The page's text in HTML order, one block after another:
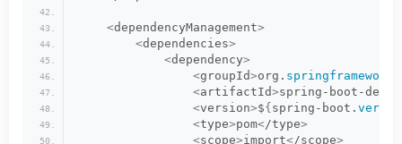
<dependencyManagement>
<dependencies>
<dependency>
<groupId>org. springframework
<artifactId>spring-boot-
<version>${ spring-boot.
<type>pom</type>
<scope>import</scope>